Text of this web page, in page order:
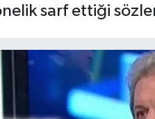
sarf ettiği